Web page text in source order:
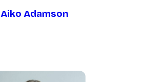
Aiko Adamson